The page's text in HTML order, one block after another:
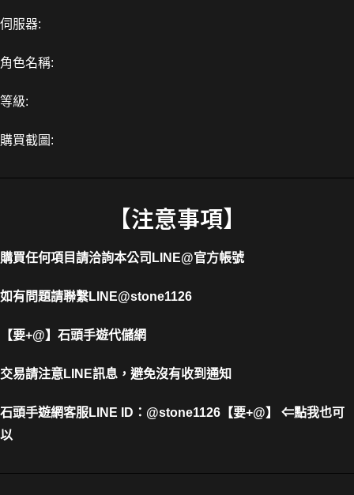
伺服器:
角色名稱:
等級:
購買截圖:
【注意事項】
購買任何項目請洽詢本公司 LINE@官方帳號
如有問題請聯繫LINE@stone1126
【要+@】 石頭手遊代儲網
交易請注意LINE訊息，避免沒有收到通知
石頭手遊網客服LINE ID ： @stone1126【要+@】 ⇐點我也可
以